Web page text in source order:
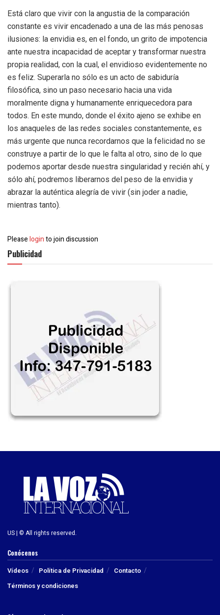
Está claro que vivir con la angustia de la comparación
constante es vivir encadenado a una de las más penosas
ilusiones: la envidia es, en el fondo, un grito de impotencia
ante nuestra incapacidad de aceptar y transformar nuestra
propia realidad, con la cual, el envidioso evidentemente no
es feliz. Superarla no sólo es un acto de sabiduría
filosófica, sino un paso necesario hacia una vida
moralmente digna y humanamente enriquecedora para
todos. En este mundo, donde el éxito ajeno se exhibe en
los anaqueles de las redes sociales constantemente, es
más urgente que nunca recordarnos que la felicidad no se
construye a partir de lo que le falta al otro, sino de lo que
podemos aportar desde nuestra singularidad y recién ahí, y
sólo ahí, podremos liberarnos del peso de la envidia y
abrazar la auténtica alegría de vivir (sin joder a nadie,
mientras tanto).
Pleaseloginto join discussion
Publicidad
US | © All rights reserved.
Conócenos
Vídeos Política de Privacidad
Contacto
Términos y condiciones